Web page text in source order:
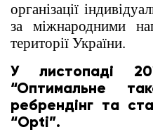
організації
за міжнародними
території України.
У листопаді
“Оптимальне
ребрендінг та
“Opti”.